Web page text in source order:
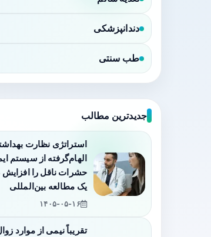
دندانپزشکی
طب سنتی
جدیدترین مطالب
استراتژی نظارت
الهام‌گرفته از سیستم
حشرات ناقل را
یک مطالعه بین‌المللی
۱۴۰۵-۰۵-۱۶
تقریباً نیمی از موارد